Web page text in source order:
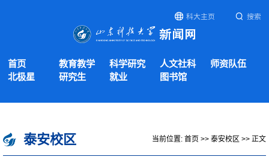
科大主页 搜索
首页 教育教学 科学研究 人文社科
师资队伍
北极星
研究生 就业 图书馆
泰安校区 当前位置: 首页 >> 泰安校区 >> 正文